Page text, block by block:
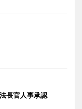
長官人事承認